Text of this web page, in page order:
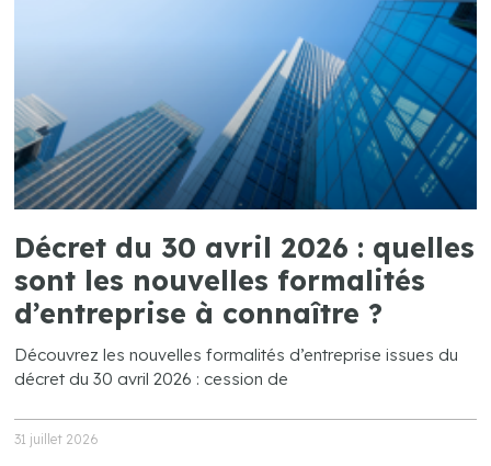
Décret du 30 avril 2026 : quelles
sont les nouvelles formalités
d’entreprise à connaître ?
Découvrez les nouvelles formalités d’entreprise issues du
décret du 30 avril 2026 : cession de
31 juillet 2026